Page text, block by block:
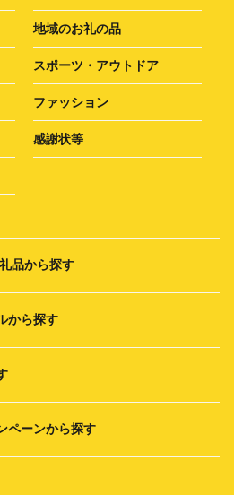
地域のお礼の品
スポーツ・アウトドア
ファッション
感謝状等
品から探す
から探す
ペーンから探す